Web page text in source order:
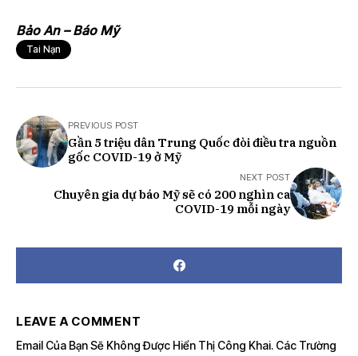
Bảo An – Báo Mỹ
Tai Nạn
PREVIOUS POST
Gần 5 triệu dân Trung Quốc đòi điều tra nguồn
gốc COVID-19 ở Mỹ
NEXT POST
Chuyên gia dự báo Mỹ sẽ có 200 nghìn ca
COVID-19 mỗi ngày
LEAVE A COMMENT
Email Của Bạn Sẽ Không Được Hiển Thị Công Khai. Các Trường